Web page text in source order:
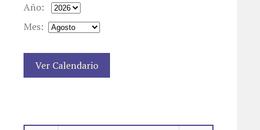
Año:
Mes:
Ver Calendario